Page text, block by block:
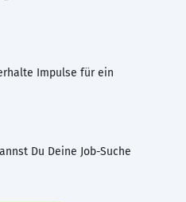
Impulse für ein
Du Deine Job-Suche